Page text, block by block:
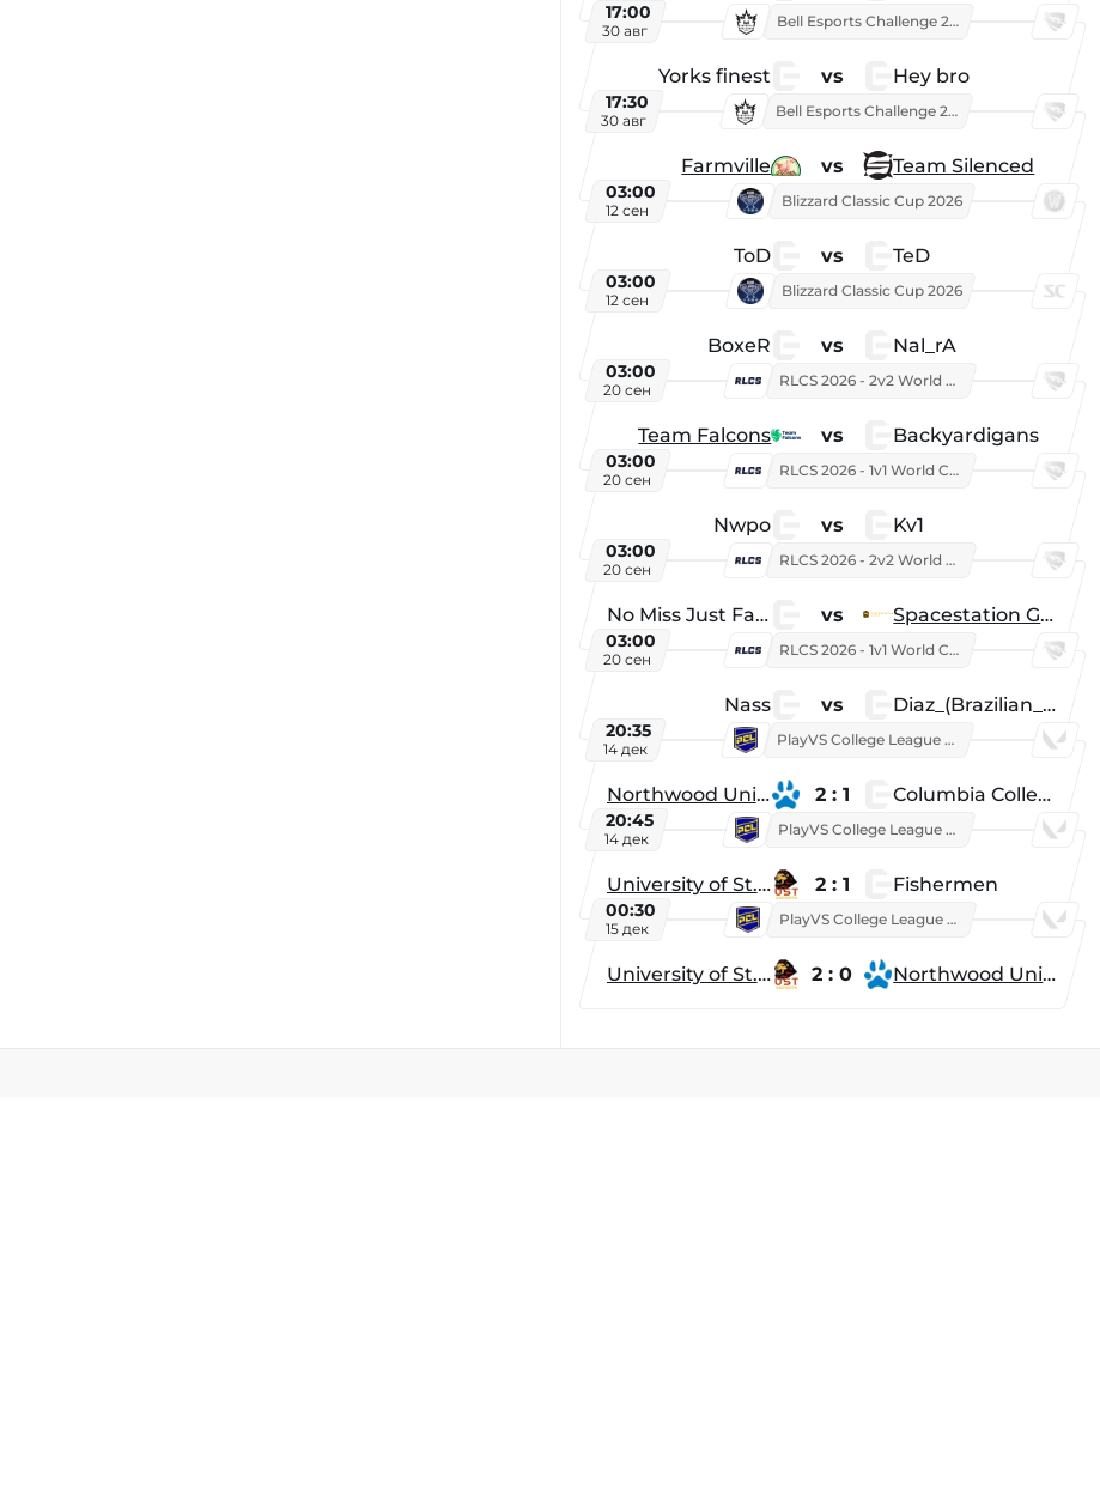
17:00
30 авг
Bell Esports Challenge 2026
Yorks finest vs Hey bro
17:30
30 авг
Bell Esports Challenge 2026
Farmville vs Team Silenced
03:00
12 сен
Blizzard Classic Cup 2026
ToD vs TeD
03:00
12 сен
Blizzard Classic Cup 2026
BoxeR vs Nal_rA
03:00
20 сен
RLCS 2026 - 2v2 World Championship
Team Falcons vs Backyardigans
03:00
20 сен
RLCS 2026 - 1v1 World Championship
Nwpo vs Kv1
03:00
20 сен
RLCS 2026 - 2v2 World Championship
No Miss Just Fake vs Spacestation Gaming
03:00
20 сен
RLCS 2026 - 1v1 World Championship
Nass vs Diaz_(Brazilian_Player)
20:35
14 дек
PlayVS College League 2025: Fall
Northwood University 2 : 1 Columbia College
20:45
14 дек
PlayVS College League 2025: Fall
University of St. Thomas 2 : 1 Fishermen
00:30
15 дек
PlayVS College League 2025: Fall
University of St. Thomas 2 : 0 Northwood University